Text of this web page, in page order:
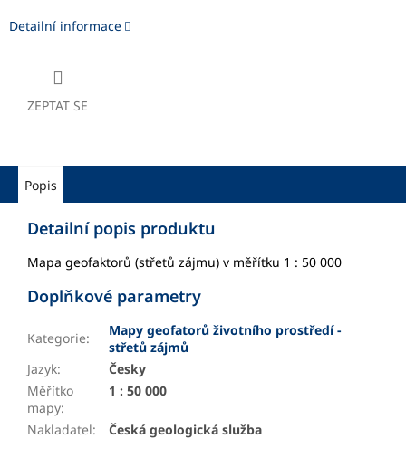
Detailní informace
ZEPTAT SE
Popis
Detailní popis produktu
Mapa geofaktorů (střetů zájmu) v měřítku 1 : 50 000
Doplňkové parametry
Kategorie:
Mapy geofatorů životního prostředí -
střetů zájmů
Jazyk:
Česky
Měřítko
mapy:
1 : 50 000
Nakladatel: Česká geologická služba